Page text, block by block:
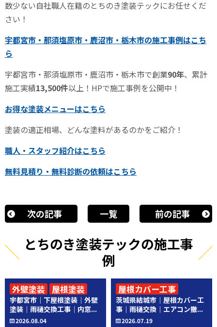
数少ない自社職人在籍のとちのき塗装テックにお任せくだ
さい！
宇都宮市・那須塩原市・鹿沼市・栃木市の施工事例はこち
ら
宇都宮市・那須塩原市・鹿沼市・栃木市で創業90年、累計
施工実績13,500件以上！ HPで施工事例を公開中！
お得な塗装メニューはこちら
塗装の適正相場、どんな塗料があるのかをご紹介！
職人・スタッフ紹介はこちら
無料見積り・無料診断の依頼はこちら
次の記事 一覧 前の記事
とちのき塗装テックの施工事
例
宇都宮市｜下屋根塗装｜外壁
塗装｜雨樋交換工事｜内窓...
2026.08.04
外壁塗装
屋根塗装
その他工事
茨城県結城市｜屋根カバー工
事｜雨樋交換｜エアコン撤...
2026.07.19
屋根カバー工事
その他工事